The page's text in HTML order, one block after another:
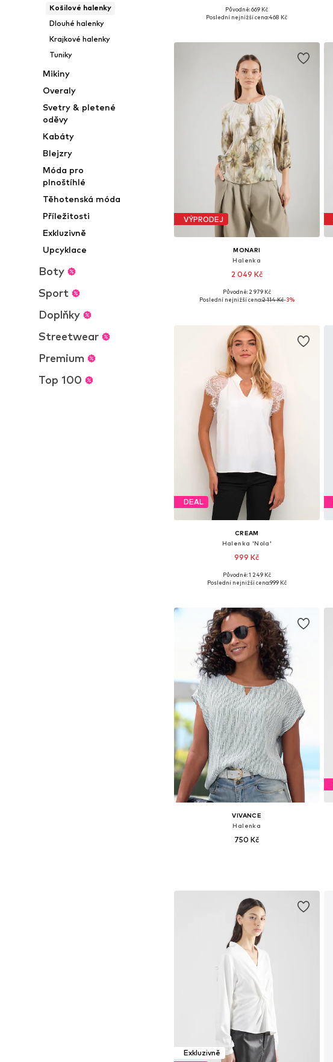
Košilové halenky
Dlouhé halenky
Krajkové halenky
Tuniky
Mikiny
Overaly
Svetry & pletené
oděvy
Kabáty
Blejzry
Móda pro
plnoštíhlé
Těhotenská móda
Příležitosti
Exkluzivně
Upcyklace
Boty
Sport
Doplňky
Streetwear
Premium
Top 100
+1
Dostupné velikosti: XS, S, M, L, XL
Původně: 669 Kč
Poslední nejnižší cena:468 Kč
VÝPRODEJ
MONARI
Halenka
2 049 Kč
Dostupné velikosti: S, M, L, XL, XXL, XXXL
Původně: 2 979 Kč
Poslední nejnižší cena:2 114 Kč-3%
DEAL
CREAM
Halenka 'Nola'
999 Kč
+ 4
Dostupné v mnoha velikostech
Původně: 1 249 Kč
Poslední nejnižší cena:999 Kč
VIVANCE
Halenka
750 Kč
Exkluzivně